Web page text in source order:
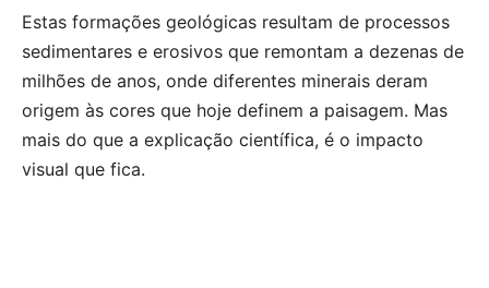
Estas formações geológicas resultam de processos
sedimentares e erosivos que remontam a dezenas de
milhões de anos, onde diferentes minerais deram
origem às cores que hoje definem a paisagem. Mas
mais do que a explicação científica, é o impacto
visual que fica.